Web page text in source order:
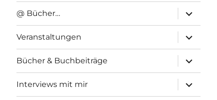
@ Bücher…
anzeigen
Veranstaltungen
anzeigen
Bücher & Buchbeiträge
anzeigen
Interviews mit mir
anzeigen